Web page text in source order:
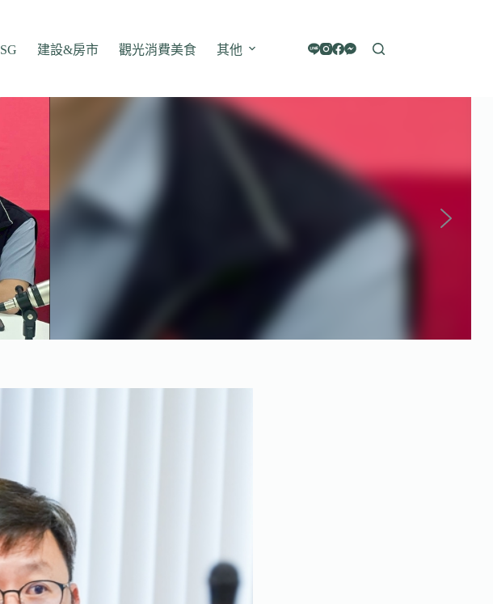
建設&房市 觀光消費美食 其他